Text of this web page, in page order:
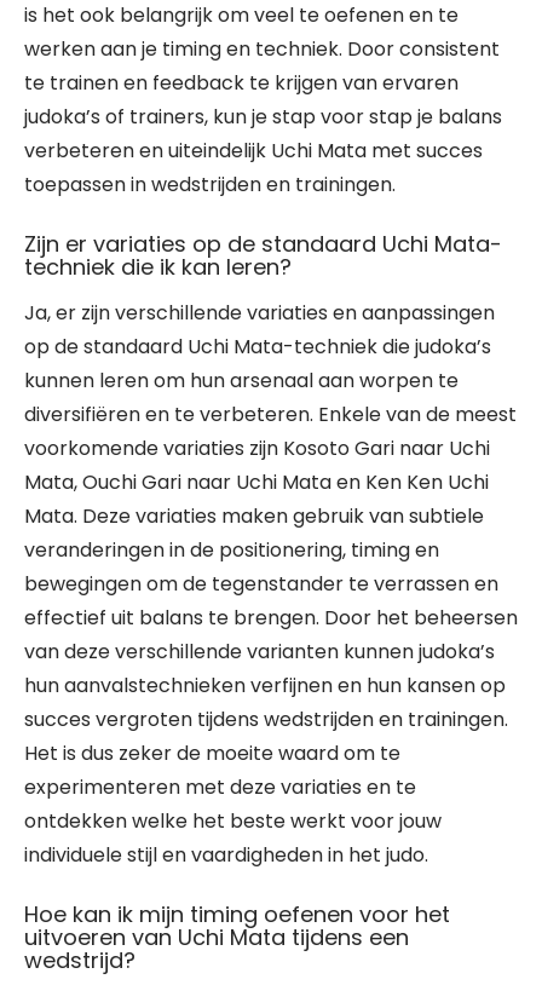
is het ook belangrijk om veel te oefenen en te
werken aan je timing en techniek. Door consistent
te trainen en feedback te krijgen van ervaren
judoka’s of trainers, kun je stap voor stap je balans
verbeteren en uiteindelijk Uchi Mata met succes
toepassen in wedstrijden en trainingen.
Zijn er variaties op de standaard Uchi Mata-
techniek die ik kan leren?
Ja, er zijn verschillende variaties en aanpassingen
op de standaard Uchi Mata-techniek die judoka’s
kunnen leren om hun arsenaal aan worpen te
diversifiëren en te verbeteren. Enkele van de meest
voorkomende variaties zijn Kosoto Gari naar Uchi
Mata, Ouchi Gari naar Uchi Mata en Ken Ken Uchi
Mata. Deze variaties maken gebruik van subtiele
veranderingen in de positionering, timing en
bewegingen om de tegenstander te verrassen en
effectief uit balans te brengen. Door het beheersen
van deze verschillende varianten kunnen judoka’s
hun aanvalstechnieken verfijnen en hun kansen op
succes vergroten tijdens wedstrijden en trainingen.
Het is dus zeker de moeite waard om te
experimenteren met deze variaties en te
ontdekken welke het beste werkt voor jouw
individuele stijl en vaardigheden in het judo.
Hoe kan ik mijn timing oefenen voor het
uitvoeren van Uchi Mata tijdens een
wedstrijd?